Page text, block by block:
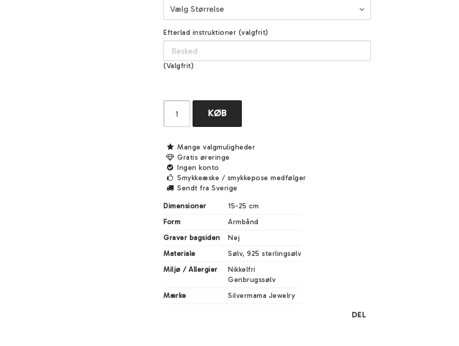
Efterlad instruktioner (valgfrit)
(Valgfrit)
KØB
Mange valgmuligheder
Gratis øreringe
Ingen konto
Smykkeæske / smykkepose medfølger
Sendt fra Sverige
Dimensioner
15-25 cm
Form
Armbånd
Graver bagsiden
Nej
Materiale
Sølv, 925 sterlingsølv
Miljø / Allergier
Nikkelfri
Genbrugssølv
Mærke
Silvermama Jewelry
DEL